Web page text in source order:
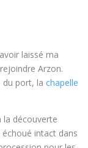
laissé ma
Arzon.
du port, la chapelle
la découverte
intact dans